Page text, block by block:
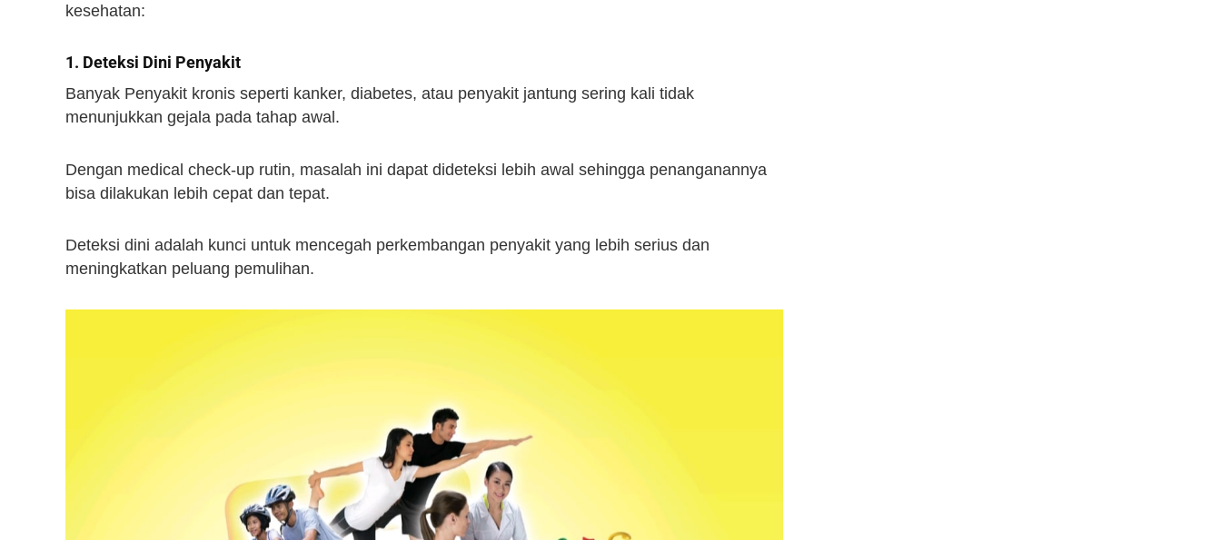
kesehatan:
1. Deteksi Dini Penyakit
Banyak Penyakit kronis seperti kanker, diabetes, atau penyakit jantung sering kali tidak
menunjukkan gejala pada tahap awal.
Dengan medical check-up rutin, masalah ini dapat dideteksi lebih awal sehingga penanganannya
bisa dilakukan lebih cepat dan tepat.
Deteksi dini adalah kunci untuk mencegah perkembangan penyakit yang lebih serius dan
meningkatkan peluang pemulihan.